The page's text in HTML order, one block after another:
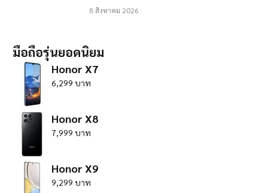
8 สิงหาคม 2026
มือถือรุ่นยอดนิยม
Honor X7
6,299 บาท
Honor X8
7,999 บาท
Honor X9
9,299 บาท